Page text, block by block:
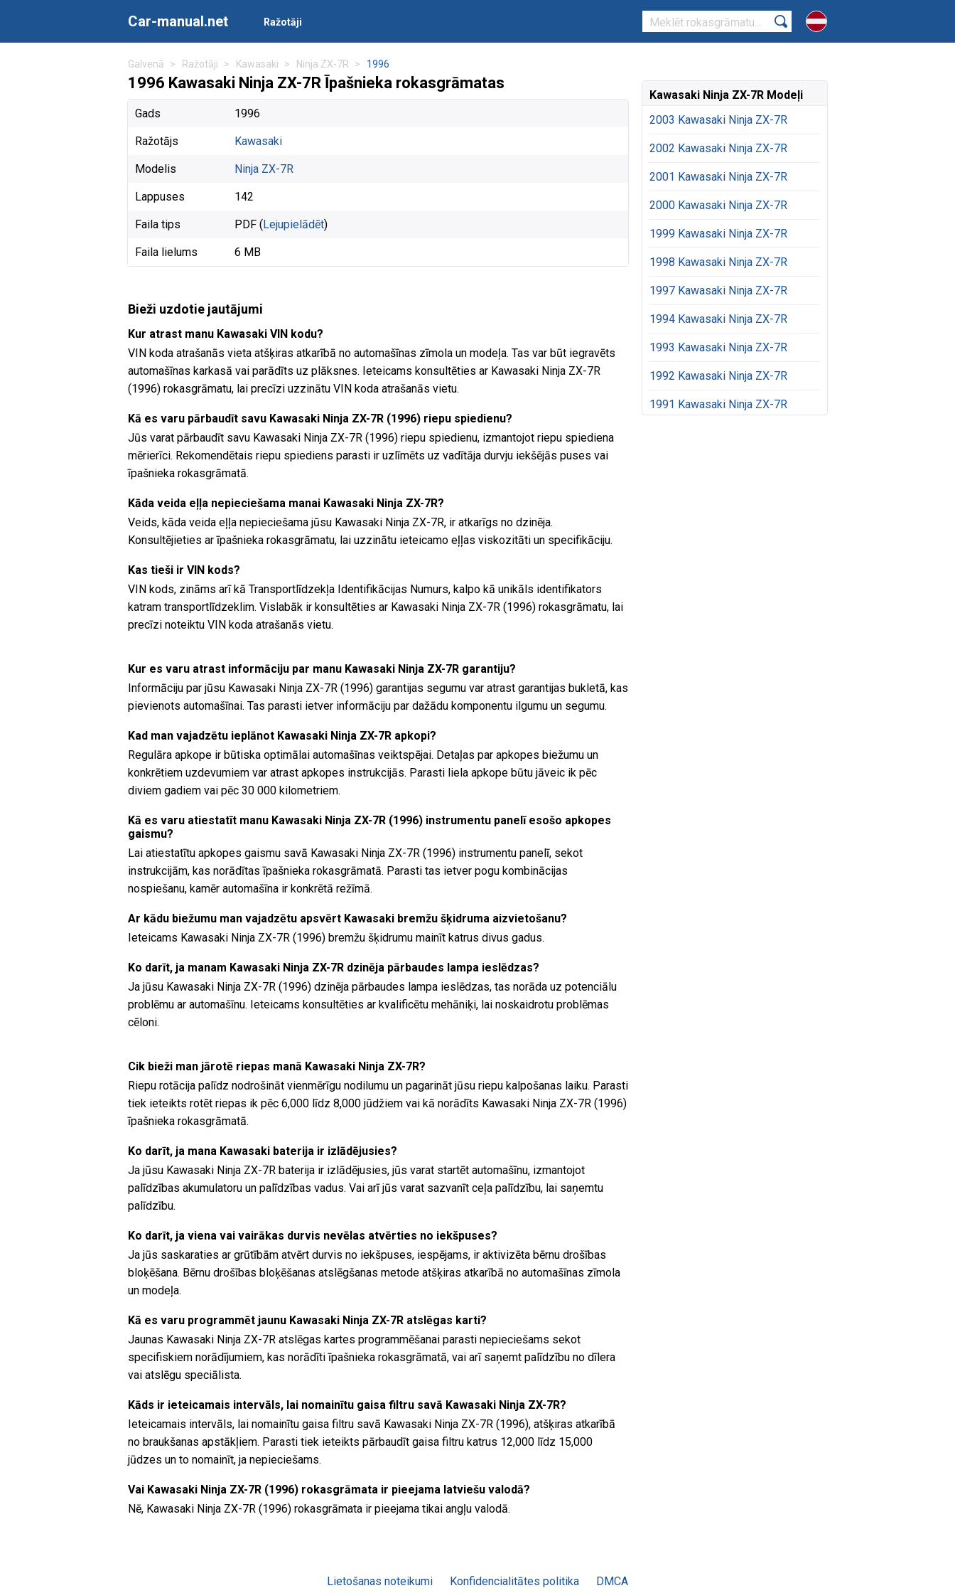
Car-manual.net Ražotāji
Galvenā Ražotāji Kawasaki Ninja ZX-7R 1996
1996 Kawasaki Ninja ZX-7R Īpašnieka rokasgrāmatas
Gads 1996
Ražotājs Kawasaki
Modelis Ninja ZX-7R
Lappuses 142
Faila tips PDF (Lejupielādēt)
Faila lielums 6 MB
Bieži uzdotie jautājumi
Kur atrast manu Kawasaki VIN kodu?
VIN koda atrašanās vieta atšķiras atkarībā no automašīnas zīmola un modeļa. Tas var būt iegravēts
automašīnas karkasā vai parādīts uz plāksnes. Ieteicams konsultēties ar Kawasaki Ninja ZX-7R
(1996) rokasgrāmatu, lai precīzi uzzinātu VIN koda atrašanās vietu.
Kā es varu pārbaudīt savu Kawasaki Ninja ZX-7R (1996) riepu spiedienu?
Jūs varat pārbaudīt savu Kawasaki Ninja ZX-7R (1996) riepu spiedienu, izmantojot riepu spiediena
mērierīci. Rekomendētais riepu spiediens parasti ir uzlīmēts uz vadītāja durvju iekšējās puses vai
īpašnieka rokasgrāmatā.
Kāda veida eļļa nepieciešama manai Kawasaki Ninja ZX-7R?
Veids, kāda veida eļļa nepieciešama jūsu Kawasaki Ninja ZX-7R, ir atkarīgs no dzinēja.
Konsultējieties ar īpašnieka rokasgrāmatu, lai uzzinātu ieteicamo eļļas viskozitāti un specifikāciju.
Kas tieši ir VIN kods?
VIN kods, zināms arī kā Transportlīdzekļa Identifikācijas Numurs, kalpo kā unikāls identifikators
katram transportlīdzeklim. Vislabāk ir konsultēties ar Kawasaki Ninja ZX-7R (1996) rokasgrāmatu, lai
precīzi noteiktu VIN koda atrašanās vietu.
Kur es varu atrast informāciju par manu Kawasaki Ninja ZX-7R garantiju?
Informāciju par jūsu Kawasaki Ninja ZX-7R (1996) garantijas segumu var atrast garantijas bukletā, kas
pievienots automašīnai. Tas parasti ietver informāciju par dažādu komponentu ilgumu un segumu.
Kad man vajadzētu ieplānot Kawasaki Ninja ZX-7R apkopi?
Regulāra apkope ir būtiska optimālai automašīnas veiktspējai. Detaļas par apkopes biežumu un
konkrētiem uzdevumiem var atrast apkopes instrukcijās. Parasti liela apkope būtu jāveic ik pēc
diviem gadiem vai pēc 30 000 kilometriem.
Kā es varu atiestatīt manu Kawasaki Ninja ZX-7R (1996) instrumentu panelī esošo apkopes
gaismu?
Lai atiestatītu apkopes gaismu savā Kawasaki Ninja ZX-7R (1996) instrumentu panelī, sekot
instrukcijām, kas norādītas īpašnieka rokasgrāmatā. Parasti tas ietver pogu kombinācijas
nospiešanu, kamēr automašīna ir konkrētā režīmā.
Ar kādu biežumu man vajadzētu apsvērt Kawasaki bremžu šķidruma aizvietošanu?
Ieteicams Kawasaki Ninja ZX-7R (1996) bremžu šķidrumu mainīt katrus divus gadus.
Ko darīt, ja manam Kawasaki Ninja ZX-7R dzinēja pārbaudes lampa ieslēdzas?
Ja jūsu Kawasaki Ninja ZX-7R (1996) dzinēja pārbaudes lampa ieslēdzas, tas norāda uz potenciālu
problēmu ar automašīnu. Ieteicams konsultēties ar kvalificētu mehāniķi, lai noskaidrotu problēmas
cēloni.
Cik bieži man jārotē riepas manā Kawasaki Ninja ZX-7R?
Riepu rotācija palīdz nodrošināt vienmērīgu nodilumu un pagarināt jūsu riepu kalpošanas laiku. Parasti
tiek ieteikts rotēt riepas ik pēc 6,000 līdz 8,000 jūdžiem vai kā norādīts Kawasaki Ninja ZX-7R (1996)
īpašnieka rokasgrāmatā.
Ko darīt, ja mana Kawasaki baterija ir izlādējusies?
Ja jūsu Kawasaki Ninja ZX-7R baterija ir izlādējusies, jūs varat startēt automašīnu, izmantojot
palīdzības akumulatoru un palīdzības vadus. Vai arī jūs varat sazvanīt ceļa palīdzību, lai saņemtu
palīdzību.
Ko darīt, ja viena vai vairākas durvis nevēlas atvērties no iekšpuses?
Ja jūs saskaraties ar grūtībām atvērt durvis no iekšpuses, iespējams, ir aktivizēta bērnu drošības
bloķēšana. Bērnu drošības bloķēšanas atslēgšanas metode atšķiras atkarībā no automašīnas zīmola
un modeļa.
Kā es varu programmēt jaunu Kawasaki Ninja ZX-7R atslēgas karti?
Jaunas Kawasaki Ninja ZX-7R atslēgas kartes programmēšanai parasti nepieciešams sekot
specifiskiem norādījumiem, kas norādīti īpašnieka rokasgrāmatā, vai arī saņemt palīdzību no dīlera
vai atslēgu speciālista.
Kāds ir ieteicamais intervāls, lai nomainītu gaisa filtru savā Kawasaki Ninja ZX-7R?
Ieteicamais intervāls, lai nomainītu gaisa filtru savā Kawasaki Ninja ZX-7R (1996), atšķiras atkarībā
no braukšanas apstākļiem. Parasti tiek ieteikts pārbaudīt gaisa filtru katrus 12,000 līdz 15,000
jūdzes un to nomainīt, ja nepieciešams.
Vai Kawasaki Ninja ZX-7R (1996) rokasgrāmata ir pieejama latviešu valodā?
Nē, Kawasaki Ninja ZX-7R (1996) rokasgrāmata ir pieejama tikai angļu valodā.
Kawasaki Ninja ZX-7R Modeļi
2003 Kawasaki Ninja ZX-7R
2002 Kawasaki Ninja ZX-7R
2001 Kawasaki Ninja ZX-7R
2000 Kawasaki Ninja ZX-7R
1999 Kawasaki Ninja ZX-7R
1998 Kawasaki Ninja ZX-7R
1997 Kawasaki Ninja ZX-7R
1994 Kawasaki Ninja ZX-7R
1993 Kawasaki Ninja ZX-7R
1992 Kawasaki Ninja ZX-7R
1991 Kawasaki Ninja ZX-7R
Lietošanas noteikumi Konfidencialitātes politika DMCA